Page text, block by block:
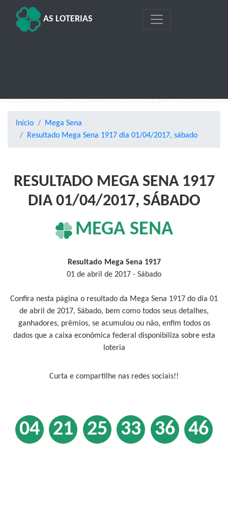
AS LOTERIAS
Início
Mega Sena
Resultado Mega Sena 1917 dia 01/04/2017, sábado
RESULTADO MEGA SENA 1917
DIA 01/04/2017, SÁBADO
MEGA SENA
Resultado Mega Sena 1917
01 de abril de 2017 - Sábado
Confira nesta página o resultado da Mega Sena 1917 do dia 01
de abril de 2017, Sábado, bem como todos seus detalhes,
ganhadores, prêmios, se acumulou ou não, enfim todos os
dados que a caixa econômica federal disponibiliza sobre esta
loteria
Curta e compartilhe nas redes sociais!!
04 21 25 33 36 46